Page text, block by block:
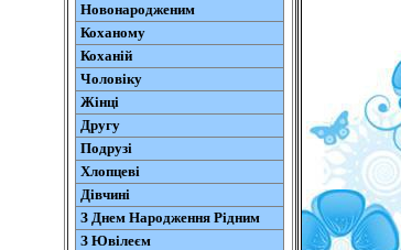
Новонародженим
Коханому
Коханій
Чоловіку
Жінці
Другу
Подрузі
Хлопцеві
Дівчині
З Днем Народження Рідним
З Ювілеєм